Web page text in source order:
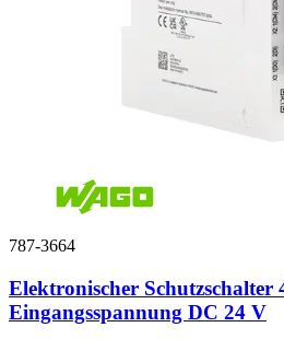
787-3664
Elektronischer Schutzschalter
Eingangsspannung DC 24 V